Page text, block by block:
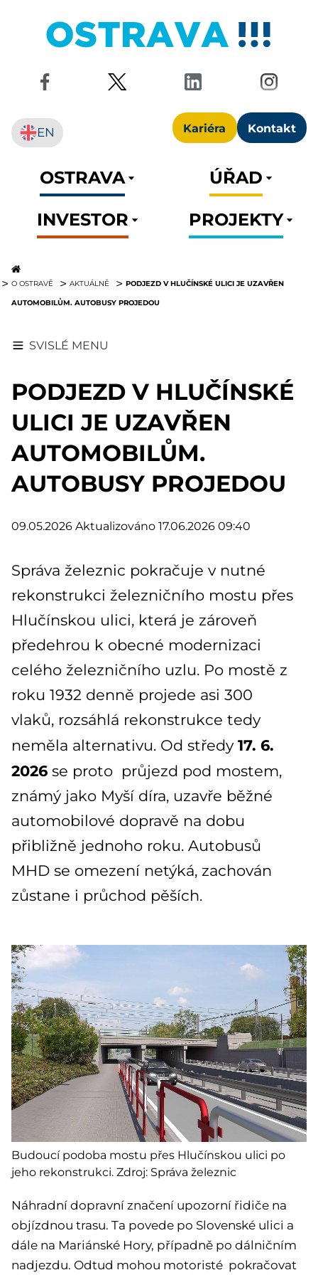
Kariéra Kontakt
EN
OSTRAVA
ÚŘAD
INVESTOR
PROJEKTY
O OSTRAVĚ AKTUÁLNĚ
PODJEZD V HLUČÍNSKÉ ULICI JE UZAVŘEN
AUTOMOBILŮM. AUTOBUSY PROJEDOU
SVISLÉ MENU
PODJEZD V HLUČÍNSKÉ
ULICI JE UZAVŘEN
AUTOMOBILŮM.
AUTOBUSY PROJEDOU
09.05.2026 Aktualizováno 17.06.2026 09:40
Správa železnic pokračuje v nutné
rekonstrukci železničního mostu přes
Hlučínskou ulici, která je zároveň
předehrou k obecné modernizaci
celého železničního uzlu. Po mostě z
roku 1932 denně projede asi 300
vlaků, rozsáhlá rekonstrukce tedy
neměla alternativu. Od středy17. 6.
2026 se proto průjezd pod mostem,
známý jako Myší díra, uzavře běžné
automobilové dopravě na dobu
přibližně jednoho roku. Autobusů
MHD se omezení netýká, zachován
zůstane i průchod pěších.
Budoucí podoba mostu přes Hlučínskou ulici po
jeho rekonstrukci. Zdroj: Správa železnic
Náhradní dopravní značení upozorní řidiče na
objízdnou trasu. Ta povede po Slovenské ulici a
dále na Mariánské Hory, případně po dálničním
nadjezdu. Odtud mohou motoristé pokračovat